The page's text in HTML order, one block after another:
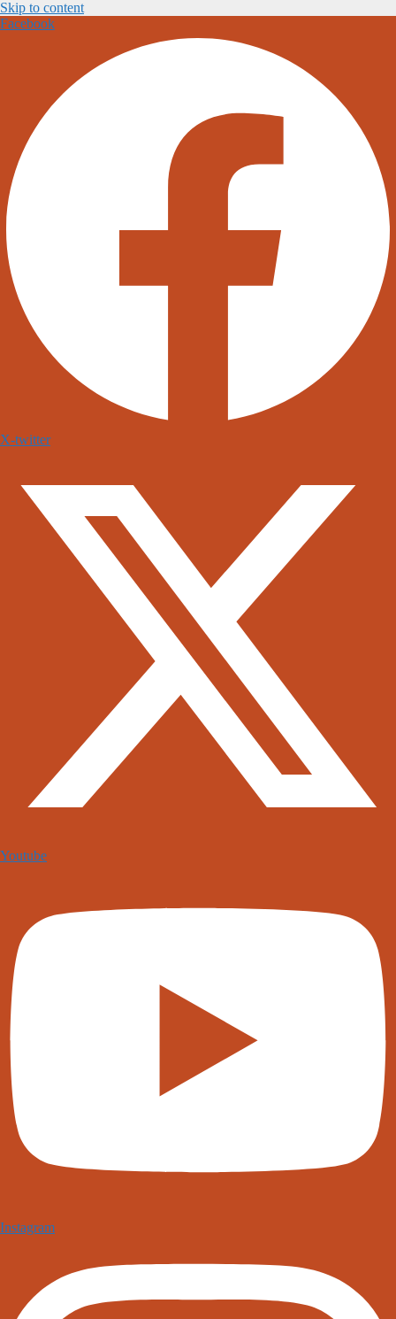
Skip to content
Facebook
X-twitter
Youtube
Instagram